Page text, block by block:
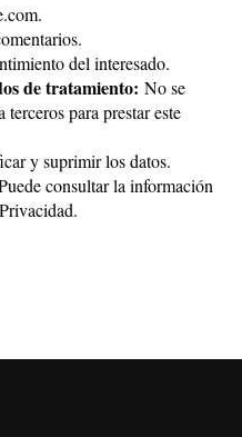
del interesado.
de tratamiento: No se
para prestar este
y suprimir los datos.
consultar la información
.